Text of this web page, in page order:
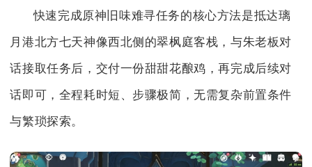
快速完成原神旧味难寻任务的核心方法是抵达璃
月港北方七天神像西北侧的翠枫庭客栈，与朱老板对
话接取任务后，交付一份甜甜花酿鸡，再完成后续对
话即可，全程耗时短、步骤极简，无需复杂前置条件
与繁琐探索。